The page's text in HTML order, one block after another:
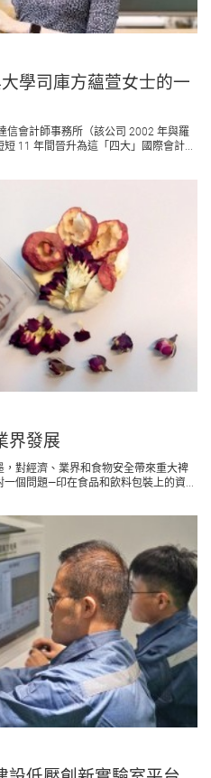
學司庫方蘊萱女士的一
信會計師事務所（該公司 2002 年與羅
11 年間晉升為這「四大」國際會計...
界發展
對經濟、業界和食物安全帶來重大裨
個問題—印在食品和飲料包裝上的資...